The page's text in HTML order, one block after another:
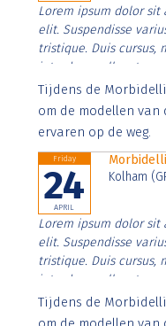
Lorem ipsum dolor sit
elit. Suspendisse
tristique. Duis cursus,
interdum nulla, ut
Aenean faucibus nibh
imperdiet. Nunc ut
Tijdens de
om de modellen
ervaren op de weg.
Friday
24
APRIL
Kolham
Lorem ipsum dolor sit
elit. Suspendisse
tristique. Duis cursus,
interdum nulla, ut
Aenean faucibus nibh
imperdiet. Nunc ut
Tijdens de